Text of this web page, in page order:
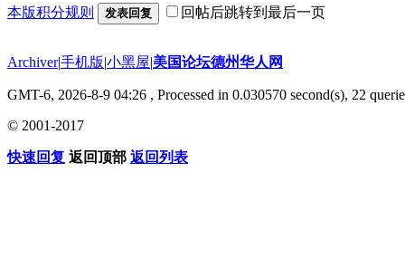
本版积分规则 发表回复 回帖后跳转到最后一页
Archiver|手机版|小黑屋|美国论坛德州华人网
GMT-6, 2026-8-9 04:26 , Processed in 0.030570 second(s), 22
© 2001-2017
快速回复 返回顶部 返回列表